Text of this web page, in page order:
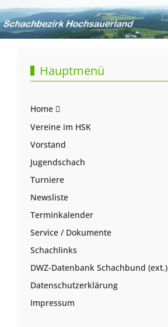
Hauptmenü
Home
Vereine im HSK
Vorstand
Jugendschach
Turniere
Newsliste
Terminkalender
Service / Dokumente
Schachlinks
DWZ-Datenbank Schachbund (ext.)
Datenschutzerklärung
Impressum